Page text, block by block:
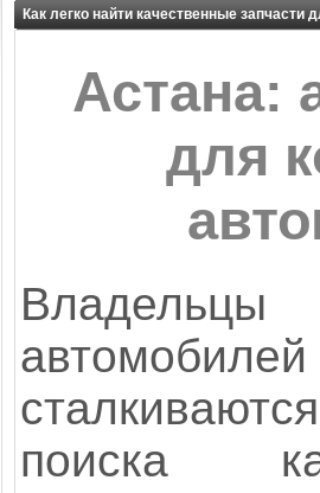
Как легко найти качественные запчасти
Астана:
для
поиска